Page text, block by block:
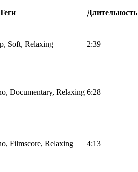
Длительность
Soft, Relaxing 2:39
Documentary, Relaxing 6:28
Filmscore, Relaxing 4:13